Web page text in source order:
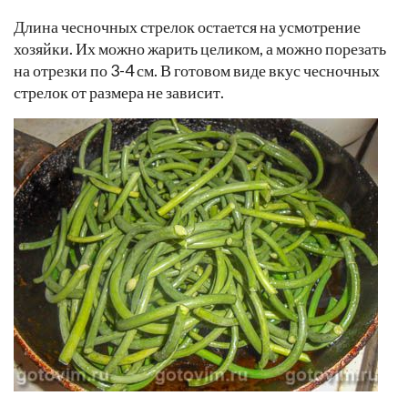
Длина чесночных стрелок остается на усмотрение
хозяйки. Их можно жарить целиком, а можно порезать
на отрезки по 3-4 см. В готовом виде вкус чесночных
стрелок от размера не зависит.